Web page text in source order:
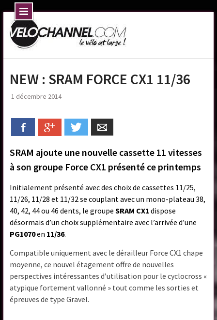
Skip
to
content
NEW : SRAM FORCE CX1 11/36
1 décembre 2014
Facebook Google+ Twitter
SRAM ajoute une nouvelle cassette 11 vitesses
à son groupe Force CX1 présenté ce printemps
Initialement présenté avec des choix de cassettes 11/25,
11/26, 11/28 et 11/32 se couplant avec un mono-plateau 38,
40, 42, 44 ou 46 dents, le groupeSRAM CX1 dispose
désormais d’un choix supplémentaire avec l’arrivée d’une
PG1070en 11/36.
Compatible uniquement avec le dérailleur Force CX1 chape
moyenne, ce nouvel étagement offre de nouvelles
perspectives intéressantes d’utilisation pour le cyclocross «
atypique fortement vallonné » tout comme les sorties et
épreuves de type Gravel.